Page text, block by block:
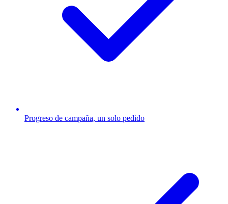
Progreso de campaña, un solo pedido